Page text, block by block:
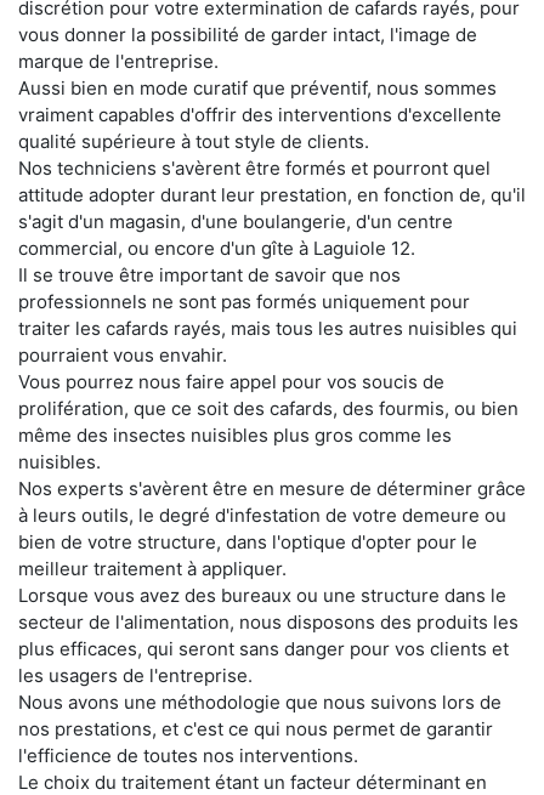
discrétion pour votre extermination de cafards rayés, pour
vous donner la possibilité de garder intact, l'image de
marque de l'entreprise.
Aussi bien en mode curatif que préventif, nous sommes
vraiment capables d'offrir des interventions d'excellente
qualité supérieure à tout style de clients.
Nos techniciens s'avèrent être formés et pourront quel
attitude adopter durant leur prestation, en fonction de, qu'il
s'agit d'un magasin, d'une boulangerie, d'un centre
commercial, ou encore d'un gîte à Laguiole 12.
Il se trouve être important de savoir que nos
professionnels ne sont pas formés uniquement pour
traiter les cafards rayés, mais tous les autres nuisibles qui
pourraient vous envahir.
Vous pourrez nous faire appel pour vos soucis de
prolifération, que ce soit des cafards, des fourmis, ou bien
même des insectes nuisibles plus gros comme les
nuisibles.
Nos experts s'avèrent être en mesure de déterminer grâce
à leurs outils, le degré d'infestation de votre demeure ou
bien de votre structure, dans l'optique d'opter pour le
meilleur traitement à appliquer.
Lorsque vous avez des bureaux ou une structure dans le
secteur de l'alimentation, nous disposons des produits les
plus efficaces, qui seront sans danger pour vos clients et
les usagers de l'entreprise.
Nous avons une méthodologie que nous suivons lors de
nos prestations, et c'est ce qui nous permet de garantir
l'efficience de toutes nos interventions.
Le choix du traitement étant un facteur déterminant en